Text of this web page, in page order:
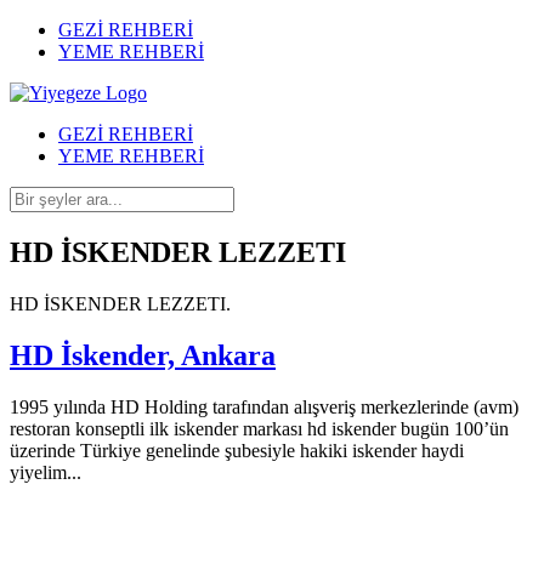
GEZİ REHBERİ
YEME REHBERİ
GEZİ REHBERİ
YEME REHBERİ
HD İSKENDER LEZZETI
HD İSKENDER LEZZETI.
HD İskender, Ankara
1995 yılında HD Holding tarafından alışveriş merkezlerinde (avm)
restoran konseptli ilk iskender markası hd iskender bugün 100’ün
üzerinde Türkiye genelinde şubesiyle hakiki iskender haydi
yiyelim...